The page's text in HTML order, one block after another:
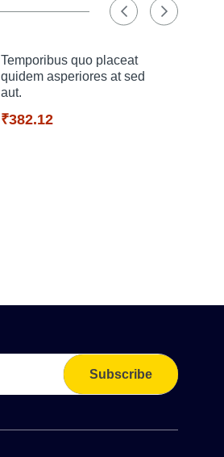
Temporibus quo placeat
quidem asperiores at sed
aut.
₹382.12
Subscribe